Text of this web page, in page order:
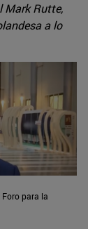
Mark Rutte,
a lo
para la